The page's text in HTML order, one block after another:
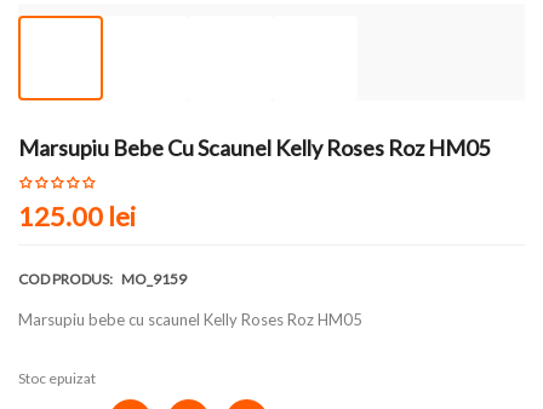
Marsupiu Bebe Cu Scaunel Kelly Roses Roz HM05
125.00 lei
COD PRODUS: MO_9159
Marsupiu bebe cu scaunel Kelly Roses Roz HM05
Stoc epuizat